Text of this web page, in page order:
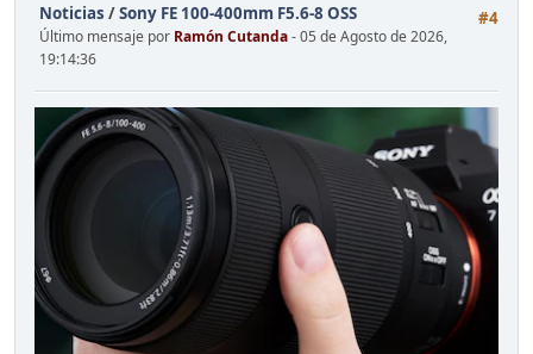
#4
Noticias /Sony FE 100-400mm F5.6-8 OSS
Último mensaje por Ramón Cutanda- 05 de Agosto de 2026,
19:14:36